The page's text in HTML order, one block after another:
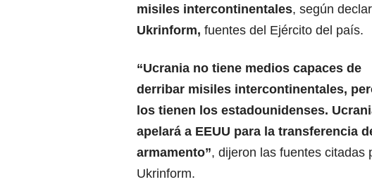
misiles intercontinentales, según
Ukrinform, fuentes del Ejército del país.
“Ucrania no tiene medios capaces de
derribar misiles intercontinentales,
los tienen los estadounidenses.
apelará a EEUU para la transferencia
armamento”, dijeron las fuentes citadas
Ukrinform.